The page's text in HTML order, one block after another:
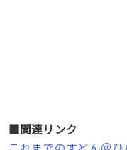
■関連リンク